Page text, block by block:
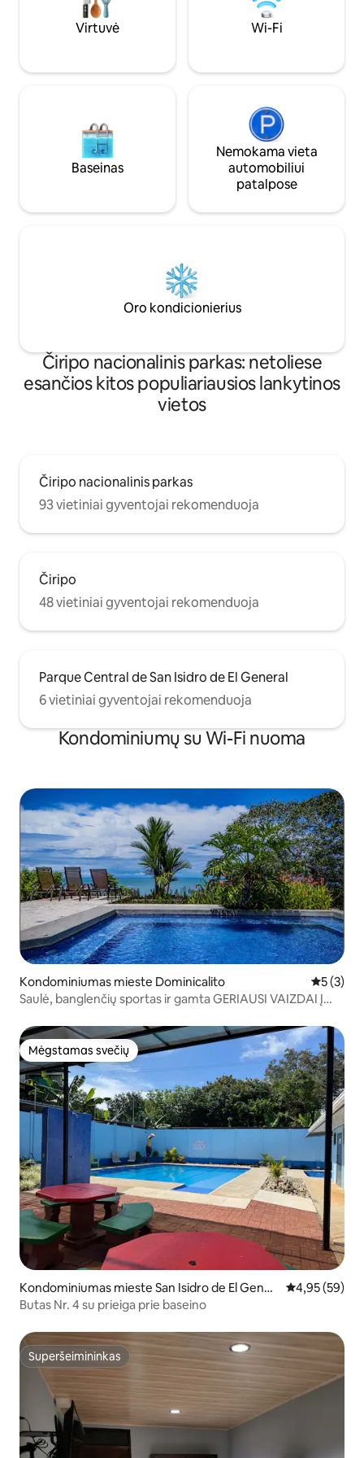
Virtuvė Wi-Fi
Baseinas
Nemokama vieta
automobiliui
patalpose
Oro kondicionierius
Čiripo nacionalinis parkas: netoliese
esančios kitos populiariausios lankytinos
vietos
Čiripo nacionalinis parkas
93 vietiniai gyventojai rekomenduoja
Čiripo
48 vietiniai gyventojai rekomenduoja
Parque Central de San Isidro de El General
6 vietiniai gyventojai rekomenduoja
Kondominiumų su Wi-Fi nuoma
Kondominiumas mieste Dominicalito Vidutinis
5 (3)
Saulė, banglenčių sportas ir gamta GERIAUSI VAIZDAI Į
Mėgstamas svečių
Mėgstamas svečių
Kondominiumas mieste San Isidro de El Gener
al
Vidutinis
4,95 (59)
Butas Nr. 4 su prieiga prie baseino
Superšeimininkas
Superšeimininkas